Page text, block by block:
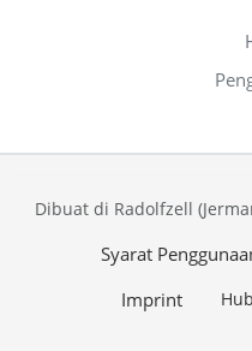
Dibuat di Radolfzell
Syarat
Imprint